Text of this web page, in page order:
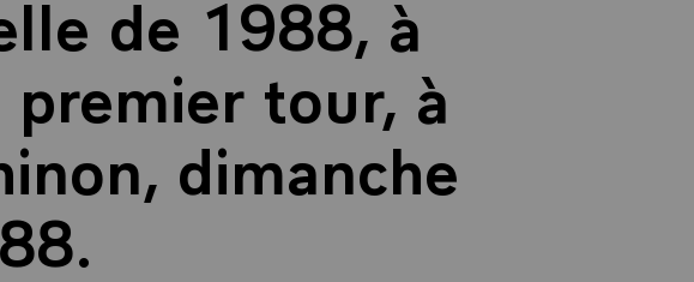
de 1988, à
tour, à
dimanche